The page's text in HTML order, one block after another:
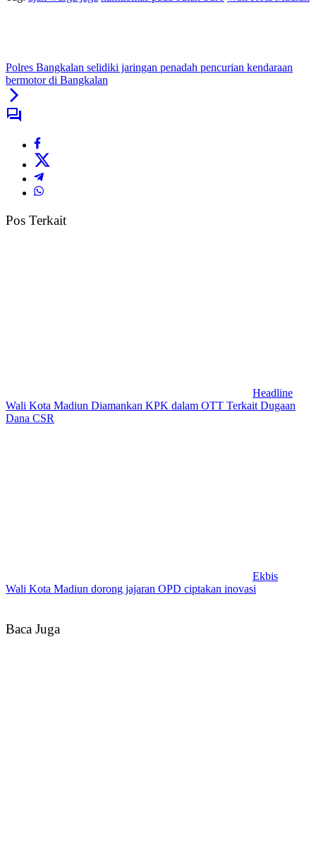
Polres Bangkalan selidiki jaringan penadah pencurian kendaraan
bermotor di Bangkalan
Pos Terkait
Headline
Wali Kota Madiun Diamankan KPK dalam OTT Terkait Dugaan
Dana CSR
Ekbis
Wali Kota Madiun dorong jajaran OPD ciptakan inovasi
Baca Juga